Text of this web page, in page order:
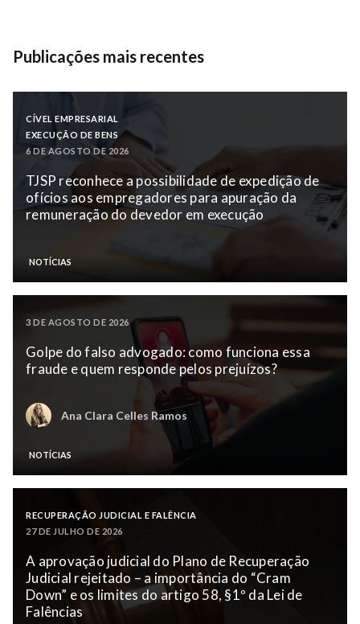
Publicações mais recentes
CÍVEL EMPRESARIAL
EXECUÇÃO DE BENS
6 DE AGOSTO DE 2026
TJSP reconhece a possibilidade de expedição de
ofícios aos empregadores para apuração da
remuneração do devedor em execução
NOTÍCIAS
3 DE AGOSTO DE 2026
Golpe do falso advogado: como funciona essa
fraude e quem responde pelos prejuízos?
Ana Clara Celles Ramos
NOTÍCIAS
RECUPERAÇÃO JUDICIAL E FALÊNCIA
27 DE JULHO DE 2026
A aprovação judicial do Plano de Recuperação
Judicial rejeitado – a importância do “Cram
Down” e os limites do artigo 58, §1º da Lei de
Falências